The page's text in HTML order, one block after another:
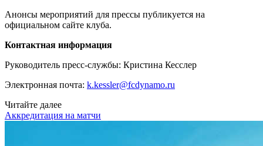
Анонсы мероприятий для прессы публикуется на
официальном сайте клуба.
Контактная информация
Руководитель пресс-службы: Кристина Кесслер
Электронная почта: k.kessler@fcdynamo.ru
Читайте далее
Аккредитация на матчи